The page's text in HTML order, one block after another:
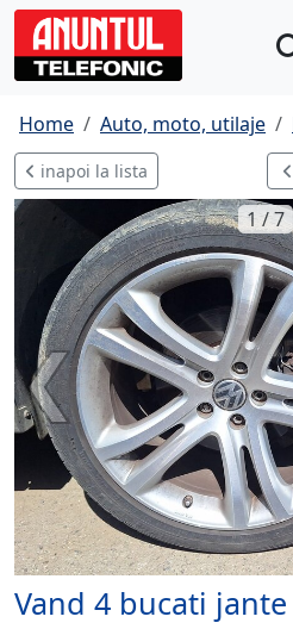
Home Auto, moto, utilaje
inapoi la lista
1 / 7
Vand 4 bucati